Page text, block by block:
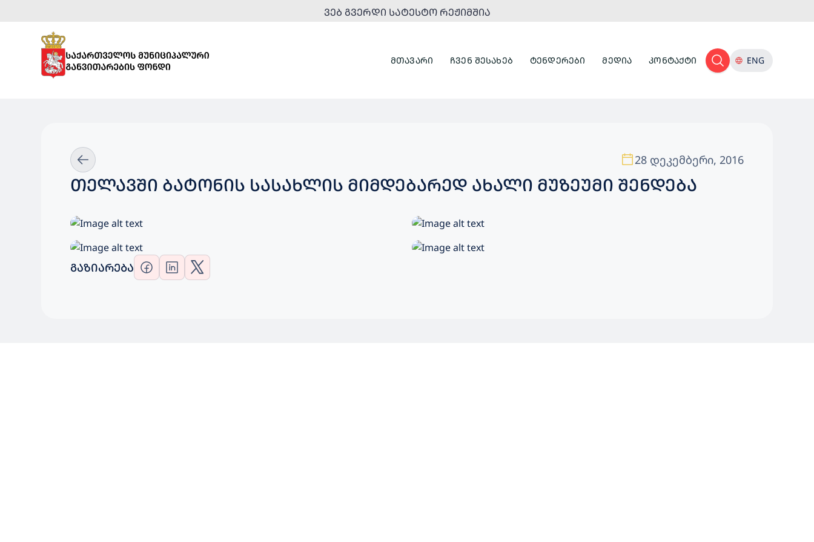
ᲕᲔᲑ ᲒᲕᲔᲠᲓᲘ ᲡᲐᲢᲔᲡᲢᲝ ᲠᲔᲟᲘᲛᲨᲘᲐ
ᲛᲗᲐᲕᲐᲠᲘ ᲩᲕᲔᲜ ᲨᲔᲡᲐᲮᲔᲑ ᲢᲔᲜᲓᲔᲠᲔᲑᲘ ᲛᲔᲓᲘᲐ ᲙᲝᲜᲢᲐᲥᲢᲘ ENG
28 დეკემბერი, 2016
ᲗᲔᲚᲐᲕᲨᲘ ᲑᲐᲢᲝᲜᲘᲡ ᲡᲐᲡᲐᲮᲚᲘᲡ ᲛᲘᲛᲓᲔᲑᲐᲠᲔᲓ ᲐᲮᲐᲚᲘ ᲛᲣᲖᲔᲣᲛᲘ ᲨᲔᲜᲓᲔᲑᲐ
ᲒᲐᲖᲘᲐᲠᲔᲑᲐ